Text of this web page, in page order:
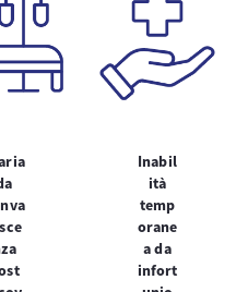
Inabil
ità
temp
orane
a da
infort